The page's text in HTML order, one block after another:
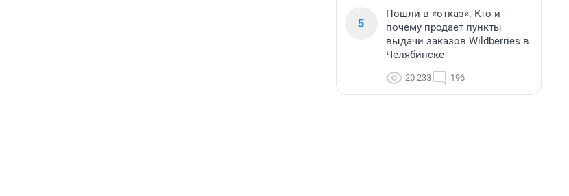
5
Пошли в «отказ». Кто и
почему продает пункты
выдачи заказов Wildberries в
Челябинске
20 233 196